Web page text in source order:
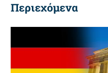
Περιεχόμενα